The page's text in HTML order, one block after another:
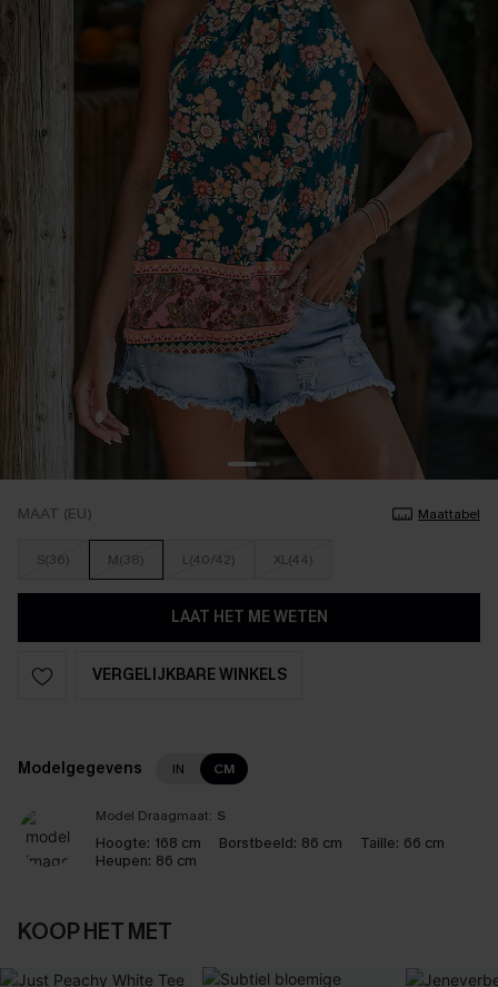
MAAT (EU) Maattabel
S(36) M(38) L(40/42) XL(44)
LAAT HET ME WETEN
VERGELIJKBARE WINKELS
Modelgegevens IN CM
Model Draagmaat: S
Hoogte: 168 cm Borstbeeld: 86 cm Taille: 66 cm
Heupen: 86 cm
KOOP HET MET